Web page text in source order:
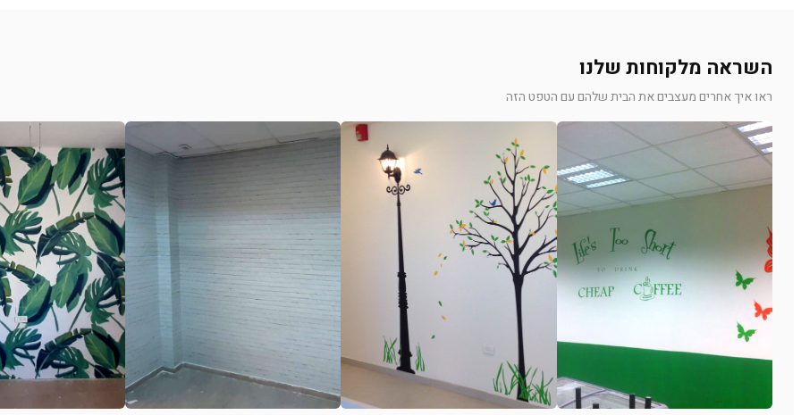
השראה מלקוחות שלנו
ראו איך אחרים מעצבים את הבית שלהם עם הטפט הזה